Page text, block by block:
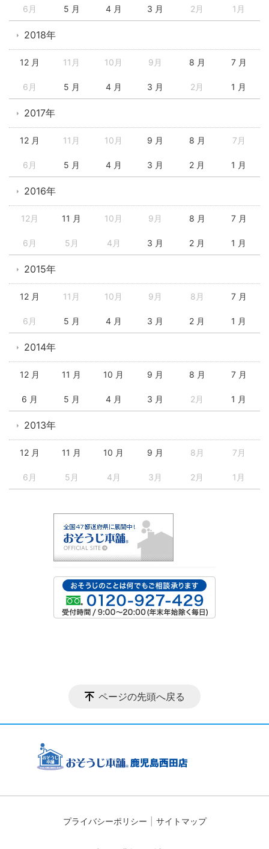
6月 5 月 4 月 3 月 2月 1月
2018年
12 月 11月 10月 9月 8 月 7 月
6月 5 月 4 月 3 月 2月 1 月
2017年
12 月 11月 10月 9 月 8 月 7月
6月 5 月 4 月 3 月 2 月 1 月
2016年
12月 11 月 10月 9月 8 月 7 月
6月 5月 4月 3 月 2 月 1 月
2015年
12 月 11月 10月 9月 8月 7 月
6月 5 月 4 月 3 月 2 月 1 月
2014年
12 月 11 月 10 月 9 月 8 月 7 月
6 月 5 月 4 月 3 月 2月 1 月
2013年
12 月 11 月 10 月 9 月 8月 7月
6月 5月 4月 3月 2月 1月
ページの先頭へ戻る
プライバシーポリシー サイトマップ